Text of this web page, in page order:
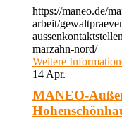
https://maneo.de/
arbeit/
marzahn-nord/
Weitere
14 Apr.
MANEO-